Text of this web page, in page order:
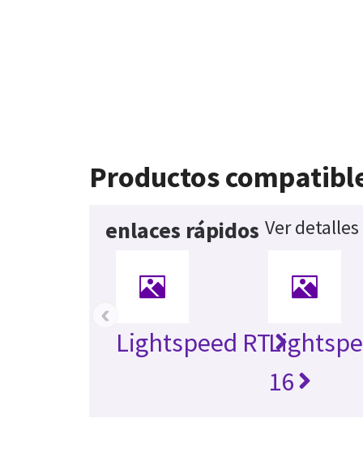
Productos
enlaces rápidos Ver
Lightspeed RT
16
‹